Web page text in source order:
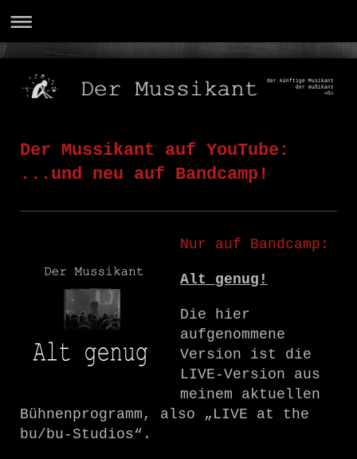
der künftige Musikant
der mußikant
=ß=
Der Mussikant auf YouTube:
...und neu auf Bandcamp!
Nur auf Bandcamp:
Alt genug!
Die hier
aufgenommene
Version ist die
LIVE-Version aus
meinem aktuellen
Bühnenprogramm, also „LIVE at the
bu/bu-Studios“.